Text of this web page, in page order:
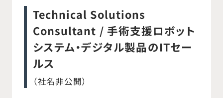
ズの高い分野です。具体的には、脳血管内に
挿入する「塞栓コイル」や「血栓除去用デバ
イス」、それらを体内で誘導する「カテーテ
ル」などを扱っています。 【業務内容】 医療
従事者や代理店に対し当社が扱う製品の営
業活動を行っていただきます。業務内容に
Technical Solutions
Consultant / 手術支援ロボット
システム・デジタル製品のITセー
ルス
（社名非公開）